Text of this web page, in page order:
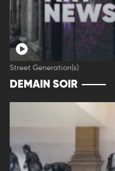
Street Generation(s)
DEMAIN SOIR